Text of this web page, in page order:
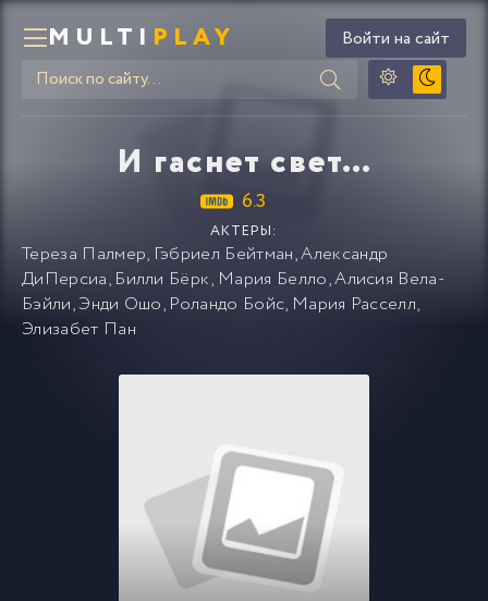
MULTI PLAY Войти на сайт
И гаснет свет…
6.3
АКТЕРЫ:
Тереза Палмер, Гэбриел Бейтман,Александр
ДиПерсиа, Билли Бёрк, Мария Белло,Алисия Вела-
Бэйли,Энди Ошо, Роландо Бойс, Мария Расселл,
Элизабет Пан